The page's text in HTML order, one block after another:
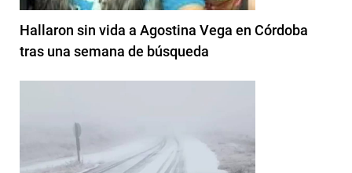
Hallaron sin vida a Agostina Vega en Córdoba
tras una semana de búsqueda